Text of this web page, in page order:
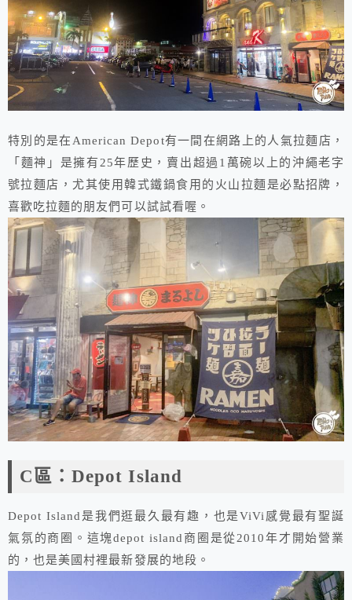
特別的是在American Depot有一間在網路上的人氣拉麵店，
「麵神」是擁有25年歷史，賣出超過1萬碗以上的沖繩老字
號拉麵店，尤其使用韓式鐵鍋食用的火山拉麵是必點招牌，
喜歡吃拉麵的朋友們可以試試看喔。
C區：Depot Island
Depot Island是我們逛最久最有趣，也是ViVi感覺最有聖誕
氣氛的商圈。這塊depot island商圈是從2010年才開始營業
的，也是美國村裡最新發展的地段。